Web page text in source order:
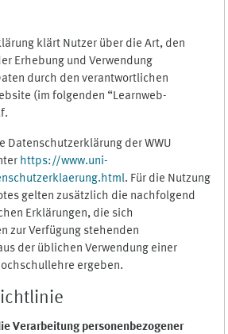
klärt Nutzer über die Art, den
Erhebung und Verwendung
durch den verantwortlichen
(im folgenden “Learnweb-
Datenschutzerklärung der WWU
https://www.uni-
. Für die Nutzung
gelten zusätzlich die nachfolgend
Erklärungen, die sich
zur Verfügung stehenden
der üblichen Verwendung einer
ergeben.
Verarbeitung personenbezogener